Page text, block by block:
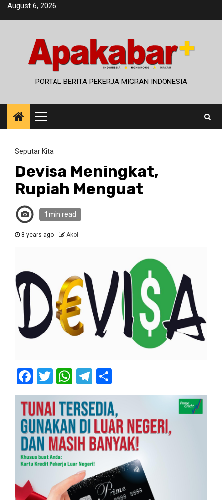
SkipAugust 6, 2026
PORTAL BERITA PEKERJA MIGRAN INDONESIA
Primary
Menu
Seputar Kita
Devisa Meningkat,
Rupiah Menguat
1 min read
8 years ago Akol
Facebook
Twitter
WhatsApp
Telegram